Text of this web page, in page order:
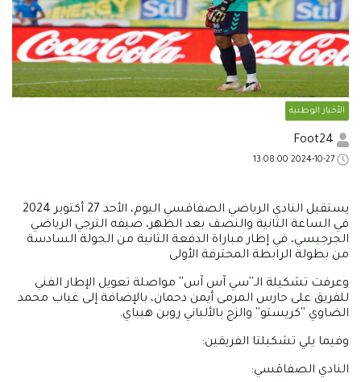
الأخبار الوطنية
يستقبل النادي الرياضي الصفاقسي اليوم، الأحد 27 أكتوبر 2024
في الساعة الثانية والنصف بعد الظهر، ضيفه الترجي الرياضي
الجرجيسي، في إطار مباراة الدفعة الثانية من الجولة السادسة
من بطولة الرابطة المحترفة الأولى
وعرفت تشكيلة الـ''سي آس آس'' مواصلة تعويل الإطار الفني
للفريق على حارس المرمى أيمن دحمان، بالإضافة إلى غياب محمد
الضاوي ''كريستو'' والزج بالألباني روبن هيباي.
وفيما يلي تشكيلتا الفريقين:
النادي الصفاقسي: